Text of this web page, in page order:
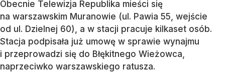
Obecnie Telewizja Republika mieści się
na warszawskim Muranowie (ul. Pawia 55, wejście
od ul. Dzielnej 60), a w stacji pracuje kilkaset osób.
Stacja podpisała już umowę w sprawie wynajmu
i przeprowadzi się do Błękitnego Wieżowca,
naprzeciwko warszawskiego ratusza.